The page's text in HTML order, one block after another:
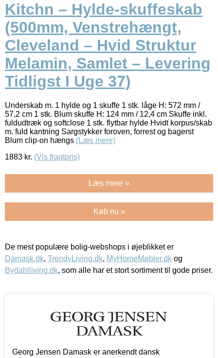
Kitchn – Hylde-skuffeskab
(500mm, Venstrehængt,
Cleveland – Hvid Struktur
Melamin, Samlet – Levering
Tidligst I Uge 37)
Underskab m. 1 hylde og 1 skuffe 1 stk. låge H: 572 mm /
57,2 cm 1 stk. Blum skuffe H: 124 mm / 12,4 cm Skuffe inkl.
fuldudtræk og softclose 1 stk. flytbar hylde Hvidt korpus/skab
m. fuld kantning Sargstykker foroven, forrest og bagerst
Blum clip-on hængs (Læs mere)
1883 kr. (Vis fragtpris)
Læs mere »
Køb nu »
De mest populære bolig-webshops i øjeblikket er
Damask.dk, TrendyLiving.dk, MyHomeMøbler.dk og
Bydahlliving.dk, som alle har et stort sortiment til gode priser.
Georg Jensen Damask er anerkendt dansk